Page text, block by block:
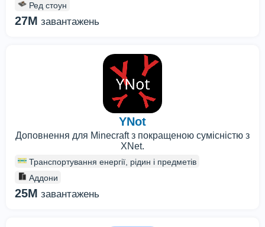
Ред стоун
27M завантажень
YNot
Доповнення для Minecraft з покращеною сумісністю з
XNet.
Транспортування енергії, рідин і предметів
Аддони
25M завантажень